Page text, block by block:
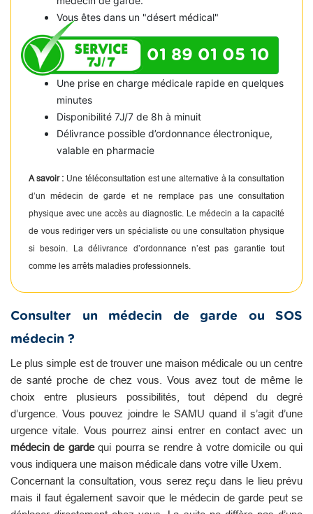
Vous êtes dans un "désert médical"
01 89 01 05 10
Une prise en charge médicale rapide en quelques
minutes
Disponibilité 7J/7 de 8h à minuit
Délivrance possible d’ordonnance électronique,
valable en pharmacie
A savoir : Une téléconsultation est une alternative à la consultation
d’un médecin de garde et ne remplace pas une consultation
physique avec une accès au diagnostic. Le médecin a la capacité
de vous rediriger vers un spécialiste ou une consultation physique
si besoin. La délivrance d’ordonnance n’est pas garantie tout
comme les arrêts maladies professionnels.
Consulter un médecin de garde ou SOS
médecin ?
Le plus simple est de trouver une maison médicale ou un centre
de santé proche de chez vous. Vous avez tout de même le
choix entre plusieurs possibilités, tout dépend du degré
d’urgence. Vous pouvez joindre le SAMU quand il s’agit d’une
urgence vitale. Vous pourrez ainsi entrer en contact avec un
médecin de gardequi pourra se rendre à votre domicile ou qui
vous indiquera une maison médicale dans votre ville Uxem.
Concernant la consultation, vous serez reçu dans le lieu prévu
mais il faut également savoir que le médecin de garde peut se